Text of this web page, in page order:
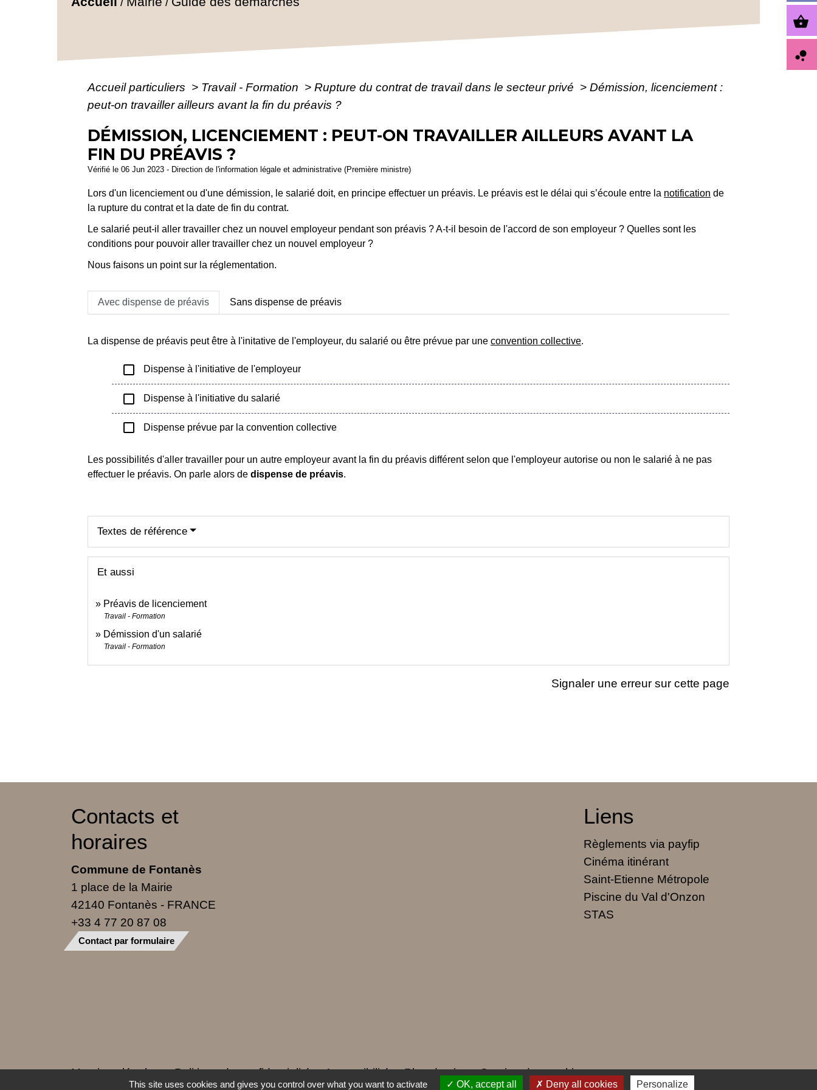
Accueil particuliers > Travail - Formation > Rupture du contrat de travail dans le secteur privé > Démission, licenciement :
peut-on travailler ailleurs avant la fin du préavis ?
DÉMISSION, LICENCIEMENT : PEUT-ON TRAVAILLER AILLEURS AVANT LA
FIN DU PRÉAVIS ?
Vérifié le 06 Jun 2023 - Direction de l'information légale et administrative (Première ministre)
Lors d'un licenciement ou d'une démission, le salarié doit, en principe effectuer un préavis. Le préavis est le délai qui s’écoule entre la notification de
la rupture du contrat et la date de fin du contrat.
Le salarié peut-il aller travailler chez un nouvel employeur pendant son préavis ? A-t-il besoin de l'accord de son employeur ? Quelles sont les
conditions pour pouvoir aller travailler chez un nouvel employeur ?
Nous faisons un point sur la réglementation.
Avec dispense de préavis Sans dispense de préavis
La dispense de préavis peut être à l'initative de l'employeur, du salarié ou être prévue par uneconvention collective.
check_box_outline_blank Dispense à l'initiative de l'employeur
check_box_outline_blank Dispense à l'initiative du salarié
check_box_outline_blank Dispense prévue par la convention collective
Les possibilités d'aller travailler pour un autre employeur avant la fin du préavis différent selon que l'employeur autorise ou non le salarié à ne pas
effectuer le préavis. On parle alors dedispense de préavis.
Textes de référence
Et aussi
Préavis de licenciement
Travail - Formation
Démission d'un salarié
Travail - Formation
Signaler une erreur sur cette page
shopping_basket
bubble_chart
Contacts et
horaires
Commune de Fontanès
1 place de la Mairie
42140 Fontanès - FRANCE
+33 4 77 20 87 08
Contact par formulaire
Liens
Règlements via payfip
Cinéma itinérant
Saint-Etienne Métropole
Piscine du Val d'Onzon
STAS
Mentions légales - Politique de confidentialité - Accessibilité - Plan du site - Gestion des cookies
This site uses cookies and gives you control over what you want to activate OK, accept all Deny all cookies Personalize